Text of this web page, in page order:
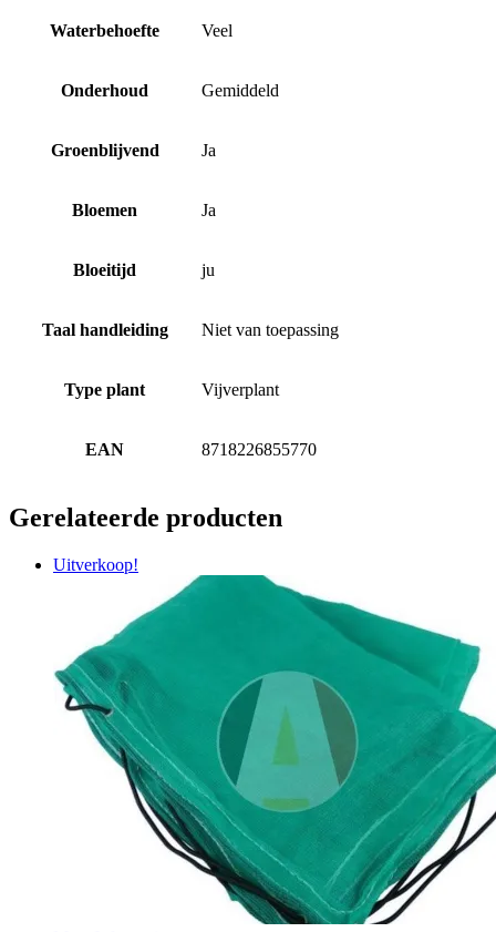
Waterbehoefte Veel
Onderhoud Gemiddeld
Groenblijvend Ja
Bloemen Ja
Bloeitijd ju
Taal handleiding Niet van toepassing
Type plant Vijverplant
EAN 8718226855770
Gerelateerde producten
Uitverkoop!